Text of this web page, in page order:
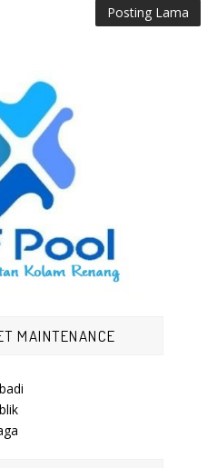
Posting Lama
MAINTENANCE